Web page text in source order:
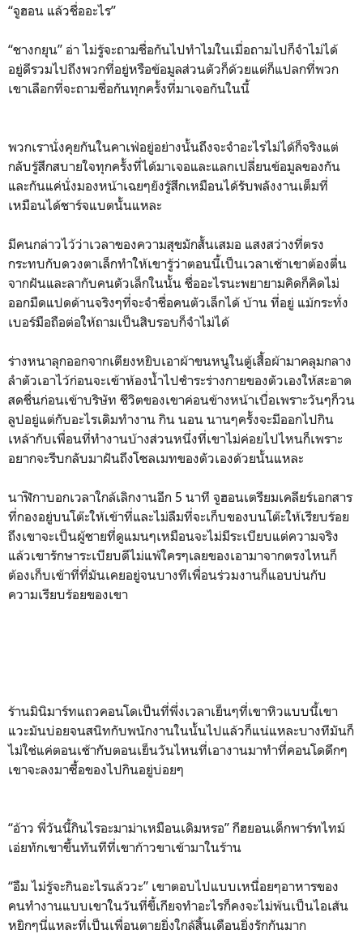
“จูฮอน แล้วชื่ออะไร”
“ชางกยุน” อ่า ไม่รู้จะถามชื่อกันไปทำไมในเมื่อถามไปก็จำไม่ได้
อยู่ดีรวมไปถึงพวกที่อยู่หรือข้อมูลส่วนตัวก็ด้วยแต่ก็แปลกที่พวก
เขาเลือกที่จะถามชื่อกันทุกครั้งที่มาเจอกันในนี้
พวกเรานั่งคุยกันในคาเฟ่อยู่อย่างนั้นถึงจะจำอะไรไม่ได้ก็จริงแต่
กลับรู้สึกสบายใจทุกครั้งที่ได้มาเจอและแลกเปลี่ยนข้อมูลของกัน
และกันแค่นั่งมองหน้าเฉยๆยังรู้สึกเหมือนได้รับพลังงานเต็มที่
เหมือนได้ชาร์จแบตนั้นแหละ
มีคนกล่าวไว้ว่าเวลาของความสุขมักสั้นเสมอ แสงสว่างที่ตรง
กระทบกับดวงตาเล็กทำให้เขารู้ว่าตอนนี้เป็นเวลาเช้าเขาต้องตื่น
จากฝันและลากับคนตัวเล็กในนั้น ชื่ออะไรนะพยายามคิดก็คิดไม่
ออกมืดแปดด้านจริงๆที่จะจำชื่อคนตัวเล็กได้ บ้าน ที่อยู่ แม้กระทั่ง
เบอร์มือถือต่อให้ถามเป็นสิบรอบก็จำไม่ได้
ร่างหนาลุกออกจากเตียงหยิบเอาผ้าขนหนูในตู้เสื้อผ้ามาคลุมกลาง
ลำตัวเอาไว้ก่อนจะเข้าห้องน้ำไปชำระร่างกายของตัวเองให้สะอาด
สดชื่นก่อนเข้าบริษัท ชีวิตของเขาค่อนข้างหน้าเบื่อเพราะวันๆก็วน
ลูปอยู่แต่กับอะไรเดิมทำงาน กิน นอน นานๆครั้งจะมีออกไปกิน
เหล้ากับเพื่อนที่ทำงานบ้างส่วนหนึ่งที่เขาไม่ค่อยไปไหนก็เพราะ
อยากจะรีบกลับมาฝันถึงโซลเมทของตัวเองด้วยนั้นแหละ
นาฬิกาบอกเวลาใกล้เลิกงานอีก 5 นาที จูฮอนเตรียมเคลียร์เอกสาร
ที่กองอยู่บนโต๊ะให้เข้าที่และไม่ลืมที่จะเก็บของบนโต๊ะให้เรียบร้อย
ถึงเขาจะเป็นผู้ชายที่ดูแมนๆเหมือนจะไม่มีระเบียบแต่ความจริง
แล้วเขารักษาระเบียบดีไม่แพ้ใครๆเลยของเอามาจากตรงไหนก็
ต้องเก็บเข้าที่ที่มันเคยอยู่จนบางทีเพื่อนร่วมงานก็แอบบ่นกับ
ความเรียบร้อยของเขา
ร้านมินิมาร์ทแถวคอนโดเป็นที่พึ่งเวลาเย็นๆที่เขาหิวแบบนี้เขา
แวะมันบ่อยจนสนิทกับพนักงานในนั้นไปแล้วก็แน่แหละบางทีมันก็
ไม่ใช่แค่ตอนเช้ากับตอนเย็นวันไหนที่เอางานมาทำที่คอนโดดึกๆ
เขาจะลงมาซื้อของไปกินอยู่บ่อยๆ
“อ้าว พี่วันนี้กินไรอะมาม่าเหมือนเดิมหรอ” กีฮยอนเด็กพาร์ทไทม์
เอ่ยทักเขาขึ้นทันทีที่เขาก้าวขาเข้ามาในร้าน
“อืม ไม่รู้จะกินอะไรแล้ววะ” เขาตอบไปแบบเหนื่อยๆอาหารของ
คนทำงานแบบเขาในวันที่ขี้เกียจทำอะไรก็คงจะไม่พ้นเป็นไอเส้น
หยิกๆนี่แหละที่เป็นเพื่อนตายยิ่งใกล้สิ้นเดือนยิ่งรักกันมาก